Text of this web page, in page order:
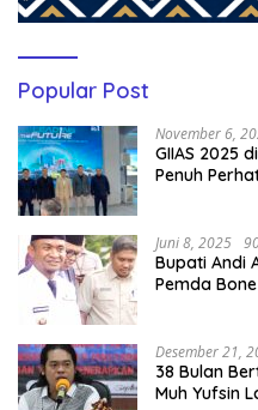
Popular Post
November 6,
GIIAS 2025
Penuh
Juni 8, 2025
Bupati Andi
Pemda
Desember 21,
38 Bulan
Muh Yufsin